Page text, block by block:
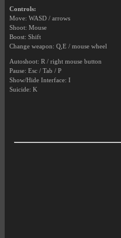
Controls:
Move: WASD / arrows
Shoot: Mouse
Boost: Shift
Change weapon: Q,E / mouse wheel
Autoshoot: R / right mouse button
Pause: Esc / Tab / P
Show/Hide Interface: I
Suicide: K